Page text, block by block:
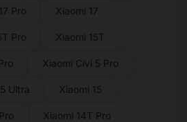
Pro Xiaomi 17
Pro Xiaomi 15T
Xiaomi Civi 5 Pro
Ultra Xiaomi 15
Xiaomi 14T Pro